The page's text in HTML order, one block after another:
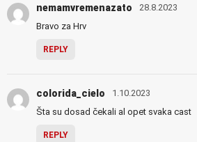
nemamvremenazato 28.8.2023
Bravo za Hrv
REPLY
colorida_cielo 1.10.2023
Šta su dosad čekali al opet svaka cast
REPLY